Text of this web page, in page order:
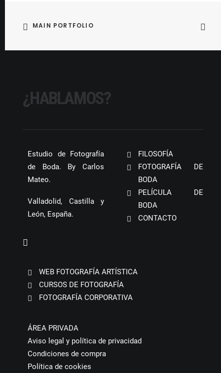
MAIN PORTFOLIO
¿HABLAMOS?
Estudio de Fotografía
de Boda. By Carlos
Mateo.
Valladolid, Castilla y
León, España.
FILOSOFÍA
FOTOGRAFÍA DE
BODA
PELÍCULA DE
BODA
CONTACTO
WEB FOTOGRAFÍA ARTÍSTICA
CURSOS DE FOTOGRAFÍA
FOTOGRAFÍA CORPORATIVA
ÁREA PRIVADA
Aviso legal y política de privacidad
Condiciones de compra
Política de cookies